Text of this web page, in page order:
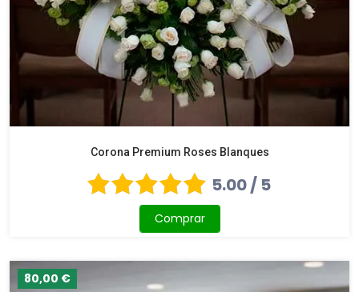
Corona Premium Roses Blanques
5.00 / 5
Comprar
80,00 €